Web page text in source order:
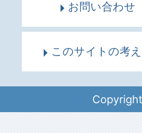
お問い合わせ
このサイトの考